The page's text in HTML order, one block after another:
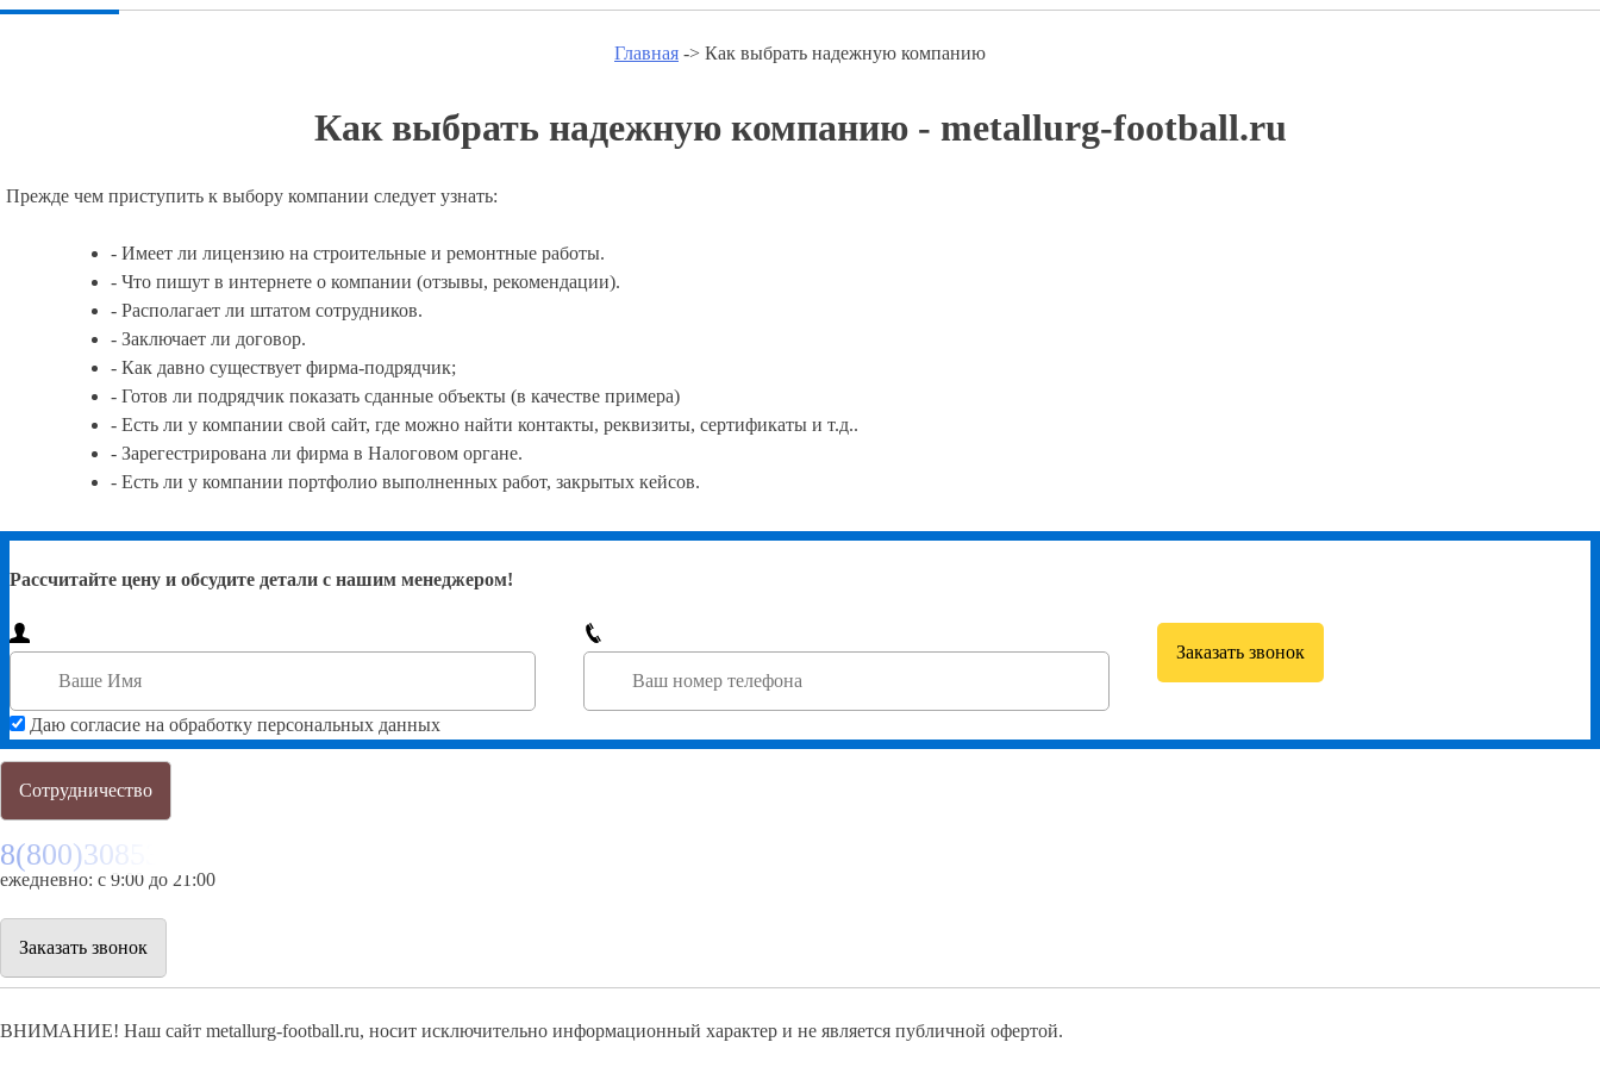
Главная -> Как выбрать надежную компанию
Как выбрать надежную компанию - metallurg-football.ru
Прежде чем приступить к выбору компании следует узнать:
- Имеет ли лицензию на строительные и ремонтные работы.
- Что пишут в интернете о компании (отзывы, рекомендации).
- Располагает ли штатом сотрудников.
- Заключает ли договор.
- Как давно существует фирма-подрядчик;
- Готов ли подрядчик показать сданные объекты (в качестве примера)
- Есть ли у компании свой сайт, где можно найти контакты, реквизиты, сертификаты и т.д..
- Зарегестрирована ли фирма в Налоговом органе.
- Есть ли у компании портфолио выполненных работ, закрытых кейсов.
Рассчитайте цену и обсудите детали с нашим менеджером!
Даю согласие на обработку персональных данных
Сотрудничество
8(800)3085303
ежедневно: с 9:00 до 21:00
Заказать звонок
ВНИМАНИЕ! Наш сайт metallurg-football.ru, носит исключительно информационный характер и не является публичной офертой.